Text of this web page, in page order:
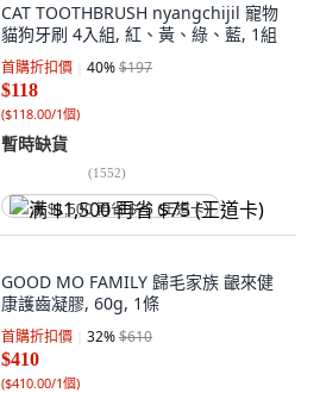
CAT TOOTHBRUSH nyangchijil 寵物
貓狗牙刷 4入組, 紅、黃、綠、藍, 1組
首購折扣價 40%$197
$118
($118.00/1個)
暫時缺貨
(1552)
满 $1,500 再省 $75 (王道卡)
GOOD MO FAMILY 歸毛家族 齦來健
康護齒凝膠, 60g, 1條
首購折扣價 32%$610
$410
($410.00/1個)